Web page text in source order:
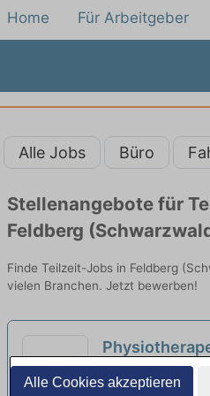
Alle Cookies akzeptieren
Home Für Arbeitgeber
Alle Jobs Büro
Stellenangebote für
Feldberg
Finde Teilzeit-Jobs in Feldberg
vielen Branchen. Jetzt bewerben!
Teilzeit -
Fachklinik